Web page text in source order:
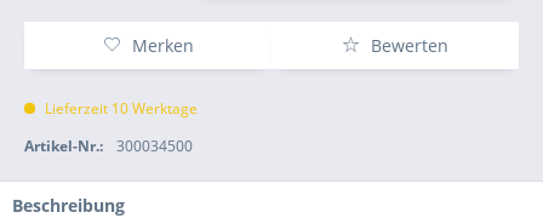
Merken Bewerten
Lieferzeit 10 Werktage
Artikel-Nr.:
300034500
Beschreibung